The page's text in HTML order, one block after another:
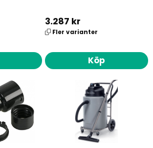
3.287 kr
Fler varianter
Köp